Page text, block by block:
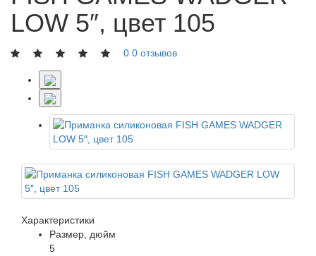
LOW 5″, цвет 105
0 0 отзывов
Характеристики
Размер, дюйм
5